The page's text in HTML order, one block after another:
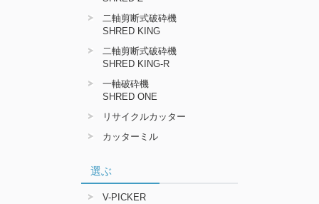
二軸剪断式破砕機
SHRED KING
二軸剪断式破砕機
SHRED KING-R
一軸破砕機
SHRED ONE
リサイクルカッター
カッターミル
選ぶ
V-PICKER